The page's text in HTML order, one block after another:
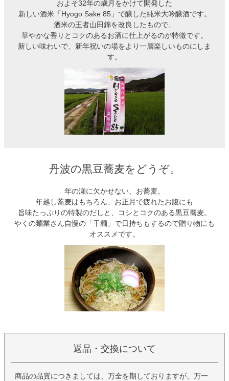
およそ32年の歳月をかけて開発した
新しい酒米「Hyogo Sake 85」で醸した純米大吟醸酒です。
酒米の王者山田錦を改良したもので、
華やかな香りとコクのあるお酒に仕上がるのが特徴です。
新しい味わいで、新年祝いの場をより一層楽しいものにしま
す。
丹波の黒豆蕎麦をどうぞ。
年の瀬に欠かせない、お蕎麦。
年越し蕎麦はもちろん、お正月で疲れたお腹にも
旨味たっぷりの特製のだしと、コシとコクのある黒豆蕎麦。
やくの麺業さん自慢の「干麺」で日持ちもするので贈り物にも
オススメです。
返品・交換について
商品の品質につきましては、万全を期しておりますが、万一